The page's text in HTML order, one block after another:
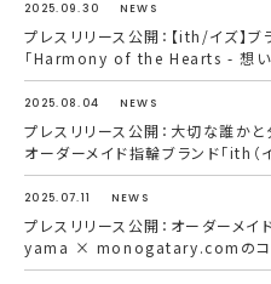
2025.09.30 NEWS
プレスリリース公開：【ith/イズ】ブ
「Harmony of the Hearts - 想
2025.08.04 NEWS
プレスリリース公開：大切な誰か
オーダーメイド指輪ブランド「ith（
2025.07.11 NEWS
プレスリリース公開：オーダーメ
yama × monogatary.comのコ